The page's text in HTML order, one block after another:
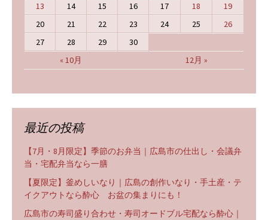
« 10月 12月 »
13
14 15 16 17 18
19
20
21 22 23 24 25
26
27
28 29 30
最近の投稿
【7月・8月限定】季節のお弁当｜広島市の仕出し・会議弁
当・宅配弁当なら一膳
【夏限定】釜めしいなり｜広島の創作いなり・手土産・テ
イクアウトなら酔心 お盆の集まりにも！
広島市の寿司盛り合わせ・寿司オードブル宅配なら酔心｜